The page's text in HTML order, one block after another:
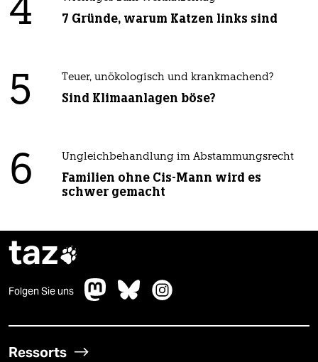
4 7 Gründe, warum Katzen links sind
5 Teuer, unökologisch und krankmachend?
Sind Klimaanlagen böse?
6 Ungleichbehandlung im Abstammungsrecht
Familien ohne Cis-Mann wird es
schwer gemacht
taz
Folgen Sie uns
Ressorts